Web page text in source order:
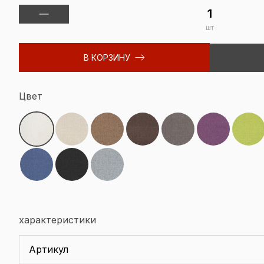
шт
В КОРЗИНУ
Цвет
характеристики
Артикул